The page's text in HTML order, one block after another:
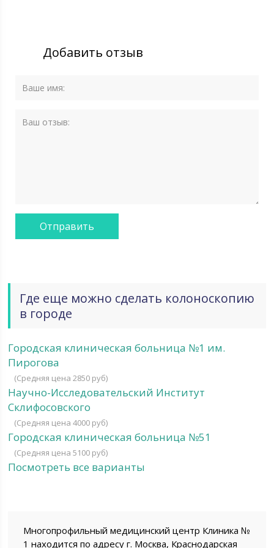
Добавить отзыв
Где еще можно сделать колоноскопию
в городе
Городская клиническая больница №1 им.
Пирогова
(Средняя цена 2850 руб)
Научно-Исследовательский Институт
Склифосовского
(Средняя цена 4000 руб)
Городская клиническая больница №51
(Средняя цена 5100 руб)
Посмотреть все варианты
Многопрофильный медицинский центр Клиника №
1 находится по адресу г. Москва, Краснодарская